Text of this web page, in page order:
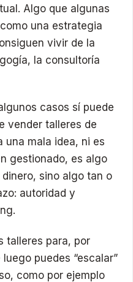
Algo que algunas
una estrategia
vivir de la
la consultoría
casos sí puede
vender talleres de
una mala idea, ni es
gestionado, es algo
sino algo tan o
autoridad y
talleres para, por
puedes “escalar”
como por ejemplo